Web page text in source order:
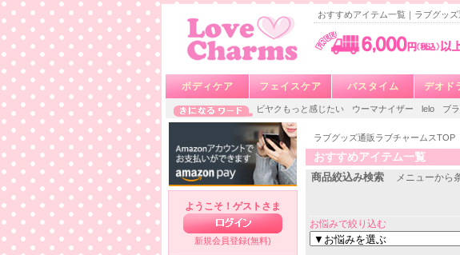
おすすめアイテム一覧｜ラブグッ
ボディケア フェイスケア バスタイム デオド
ビヤクもっと感じたい ウーマナイザー lelo ブ
ようこそ！ゲストさま
新規会員登録(無料)
ラブグッズ通販ラブチャームスTOP
おすすめアイテム一覧
商品絞込み検索 メニューから
お悩みで絞り込む